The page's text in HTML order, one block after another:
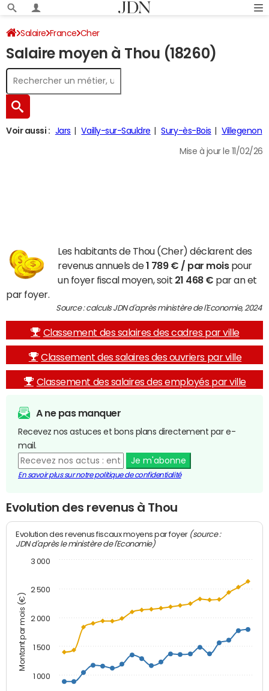
Salaire France Cher
Salaire moyen à Thou (18260)
Voir aussi : Jars Vailly-sur-Sauldre Sury-ès-Bois Villegenon
Mise à jour le 11/02/26
Les habitants de Thou (Cher) déclarent des
revenus annuels de1 789 € / par moispour
un foyer fiscal moyen, soit 21 468 € par an et
par foyer.
Source : calculs JDN d'après ministère de l'Economie, 2024
Classement des salaires des cadres par ville
Classement des salaires des ouvriers par ville
Classement des salaires des employés par ville
A ne pas manquer
Recevez nos astuces et bons plans directement par e-
mail.
Je m'abonne
En savoir plus sur notre politique de confidentialité
Evolution des revenus à Thou
Montant par mois (€)
Evolution des revenus fiscaux moyens par foyer (source :
JDN d'après le ministère de l'Economie)
1 000
1 500
2 000
2 500
3 000